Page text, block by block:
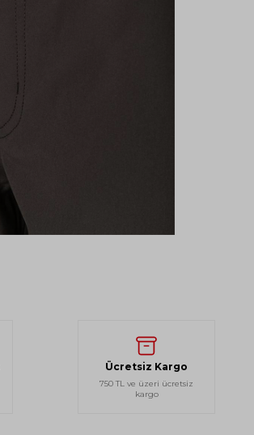
Ücretsiz Kargo
750 TL ve üzeri ücretsiz
kargo